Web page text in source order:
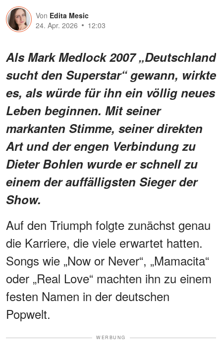
Von Edita Mesic
24. Apr. 2026
12:03
Als Mark Medlock 2007 „Deutschland
sucht den Superstar“ gewann, wirkte
es, als würde für ihn ein völlig neues
Leben beginnen. Mit seiner
markanten Stimme, seiner direkten
Art und der engen Verbindung zu
Dieter Bohlen wurde er schnell zu
einem der auffälligsten Sieger der
Show.
Auf den Triumph folgte zunächst genau
die Karriere, die viele erwartet hatten.
Songs wie „Now or Never“, „Mamacita“
oder „Real Love“ machten ihn zu einem
festen Namen in der deutschen
Popwelt.
WERBUNG